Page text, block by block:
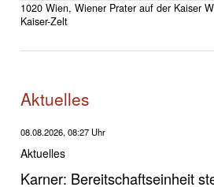
1020 Wien, Wiener Prater auf der Kaiser
Kaiser-Zelt
Aktuelles
08.08.2026, 08:27 Uhr
Aktuelles
Karner: Bereitschaftseinheit